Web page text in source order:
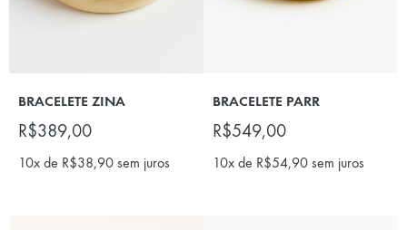
BRACELETE ZINA
R$389,00
10x de R$38,90 sem juros
BRACELETE PARR
R$549,00
10x de R$54,90 sem juros